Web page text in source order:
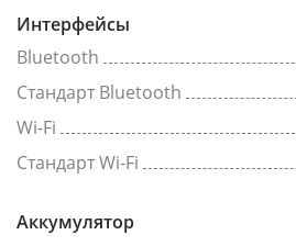
Интерфейсы
Bluetooth
Стандарт Bluetooth
Wi-Fi
Стандарт Wi-Fi
Аккумулятор